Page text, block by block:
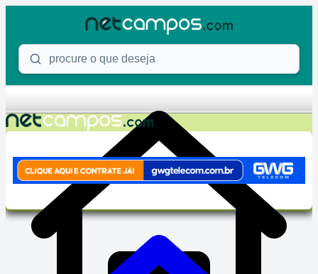
Procure o que deseja